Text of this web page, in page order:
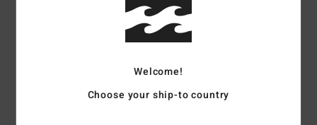
Codice colore
Tessuto mano pesca riciclato
Copertura Hike
Welcome!
Choose your ship-to country